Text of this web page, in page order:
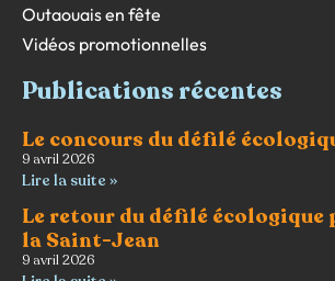
Outaouais en fête
Vidéos promotionnelles
Publications récentes
Le concours du défilé
9 avril 2026
Lire la suite »
Le retour du défilé écologique
la Saint-Jean
9 avril 2026